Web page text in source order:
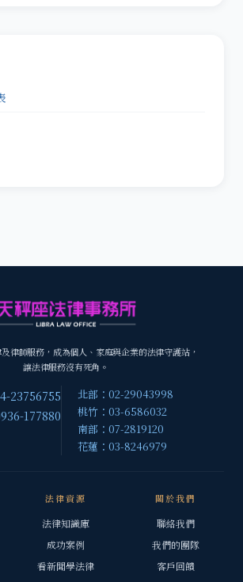
律師服務，成為個人、家庭與企業的法律守護站，
讓法律服務沒有死角。
23756755
177880
北部：02-29043998
桃竹：03-6586032
南部：07-2819120
花蓮：03-8246979
法律資源
法律知識庫
成功案例
看新聞學法律
關於我們
聯絡我們
我們的團隊
客戶回饋